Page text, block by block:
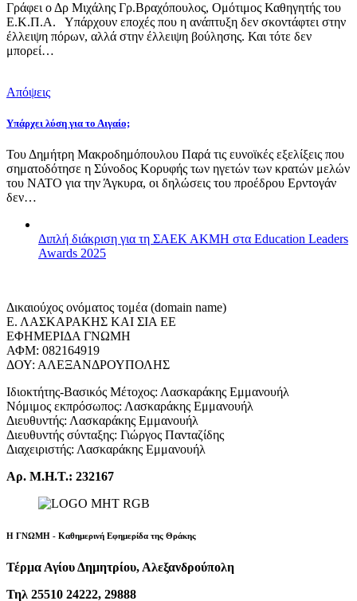
Γράφει ο Δρ Μιχάλης Γρ.Βραχόπουλος, Ομότιμος Καθηγητής του
Ε.Κ.Π.Α. Υπάρχουν εποχές που η ανάπτυξη δεν σκοντάφτει στην
έλλειψη πόρων, αλλά στην έλλειψη βούλησης. Και τότε δεν
μπορεί…
Απόψεις
Υπάρχει λύση για το Αιγαίο;
Του Δημήτρη Μακροδημόπουλου Παρά τις ευνοϊκές εξελίξεις που
σηματοδότησε η Σύνοδος Κορυφής των ηγετών των κρατών μελών
του ΝΑΤΟ για την Άγκυρα, οι δηλώσεις του προέδρου Ερντογάν
δεν…
Διπλή διάκριση για τη ΣΑΕΚ ΑΚΜΗ στα Education Leaders
Awards 2025
Δικαιούχος ονόματος τομέα (domain name)
Ε. ΛΑΣΚΑΡΑΚΗΣ ΚΑΙ ΣΙΑ ΕΕ
ΕΦΗΜΕΡΙΔΑ ΓΝΩΜΗ
ΑΦΜ: 082164919
ΔΟΥ: ΑΛΕΞΑΝΔΡΟΥΠΟΛΗΣ
Ιδιοκτήτης-Βασικός Μέτοχος: Λασκαράκης Εμμανουήλ
Νόμιμος εκπρόσωπος: Λασκαράκης Εμμανουήλ
Διευθυντής: Λασκαράκης Εμμανουήλ
Διευθυντής σύνταξης: Γιώργος Πανταζίδης
Διαχειριστής: Λασκαράκης Εμμανουήλ
Αρ. Μ.Η.Τ.: 232167
Η ΓΝΩΜΗ - Καθημερινή Εφημερίδα της Θράκης
Τέρμα Αγίου Δημητρίου, Αλεξανδρούπολη
Τηλ 25510 24222, 29888